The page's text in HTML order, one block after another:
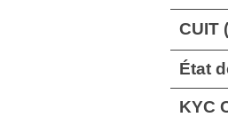
CUIT
État
KYC